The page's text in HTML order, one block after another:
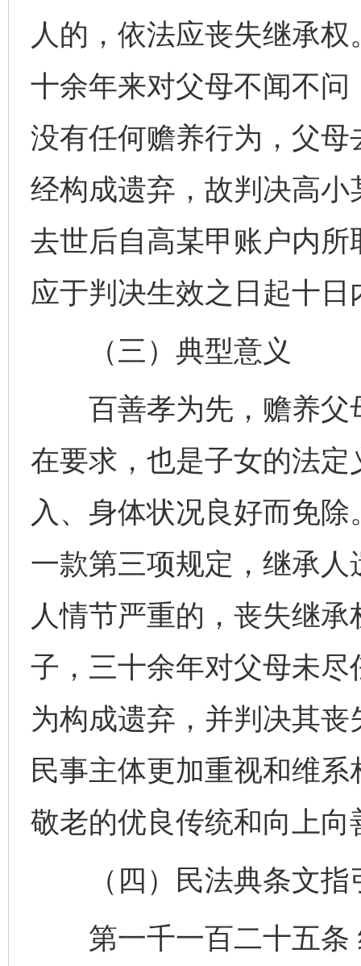
人的，依法应丧失继承
十余年来对父母不闻不
没有任何赡养行为，父
经构成遗弃，故判决高
去世后自高某甲账户内
应于判决生效之日起十日
（三）典型意义
百善孝为先，赡养父
在要求，也是子女的法
入、身体状况良好而免
一款第三项规定，继承
人情节严重的，丧失继
子，三十余年对父母未
为构成遗弃，并判决其
民事主体更加重视和维
敬老的优良传统和向上向
（四）民法典条文指
第一千一百二十五条